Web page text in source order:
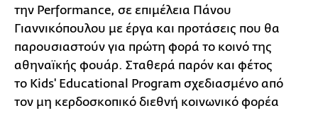
την Performance, σε επιμέλεια Πάνου
Γιαννικόπουλου με έργα και προτάσεις που θα
παρουσιαστούν για πρώτη φορά το κοινό της
αθηναϊκής φουάρ. Σταθερά παρόν και φέτος
το Kids' Educational Program σχεδιασμένο από
τον μη κερδοσκοπικό διεθνή κοινωνικό φορέα